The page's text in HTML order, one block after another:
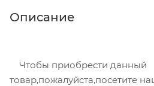
Описание
Чтобы приобрести данный
товар,пожалуйста,посетите